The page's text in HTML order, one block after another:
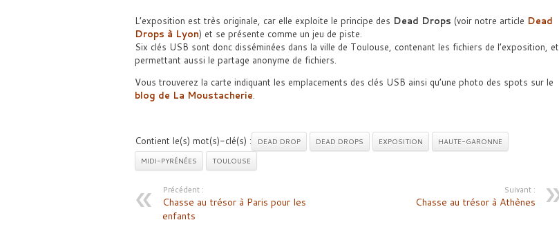
L’exposition est très originale, car elle exploite le principe des Dead Drops (voir notre article Dead
Drops à Lyon) et se présente comme un jeu de piste.
Six clés USB sont donc disséminées dans la ville de Toulouse, contenant les fichiers de l’exposition, et
permettant aussi le partage anonyme de fichiers.
Vous trouverez la carte indiquant les emplacements des clés USB ainsi qu’une photo des spots sur le
blog de La Moustacherie.
Contient le(s) mot(s)-clé(s) : DEAD DROP DEAD DROPS EXPOSITION
HAUTE-GARONNE
MIDI-PYRÉNÉES
TOULOUSE
Précédent :
Chasse au trésor à Paris pour les
enfants
Suivant :
Chasse au trésor à Athènes